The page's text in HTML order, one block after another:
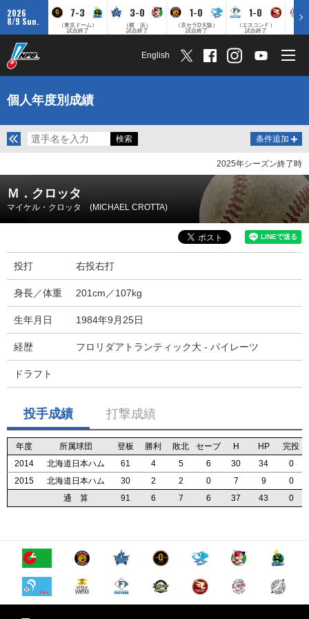
2026
8/9 Sun.
7-3
（東京ドーム）
試合終了
3-0
（横 浜）
試合終了
1-0
（京セラD大阪）
試合終了
1-0
（エスコンＦ）
試合終了
English
個人年度別成績
条件追加
2025年シーズン終了時
Ｍ．クロッタ
マイケル・クロッタ (MICHAEL CROTTA)
投打 右投右打
身長／体重 201cm／107kg
生年月日 1984年9月25日
経歴 フロリダアトランティック大 - パイレーツ
ドラフト
投手成績 打撃成績
年度 所属球団 登板 勝利 敗北 セーブ H HP 完投
2014
北海道日本ハム 61 4 5 6 30 34
0
2015
北海道日本ハム 30 2 2 0 7 9
0
通 算
91 6 7 6 37 43 0
年度 所属球団 登板 勝利 敗北 セーブ H HP 完投
2014
北海道日本ハム 61 4 5 6 30 34
0
2015
北海道日本ハム 30 2 2 0 7 9
0
通 算
91 6 7 6 37 43 0
年度 所属球団 登板 勝利 敗北 セーブ H HP 完投
2014
北海道日本ハム 61 4 5 6 30 34
0
2015
北海道日本ハム 30 2 2 0 7 9
0
通 算
91 6 7 6 37 43 0
年度 所属球団 登板 勝利 敗北 セーブ H HP 完投
2014
北海道日本ハム 61 4 5 6 30 34
0
2015
北海道日本ハム 30 2 2 0 7 9
0
通 算
91 6 7 6 37 43 0